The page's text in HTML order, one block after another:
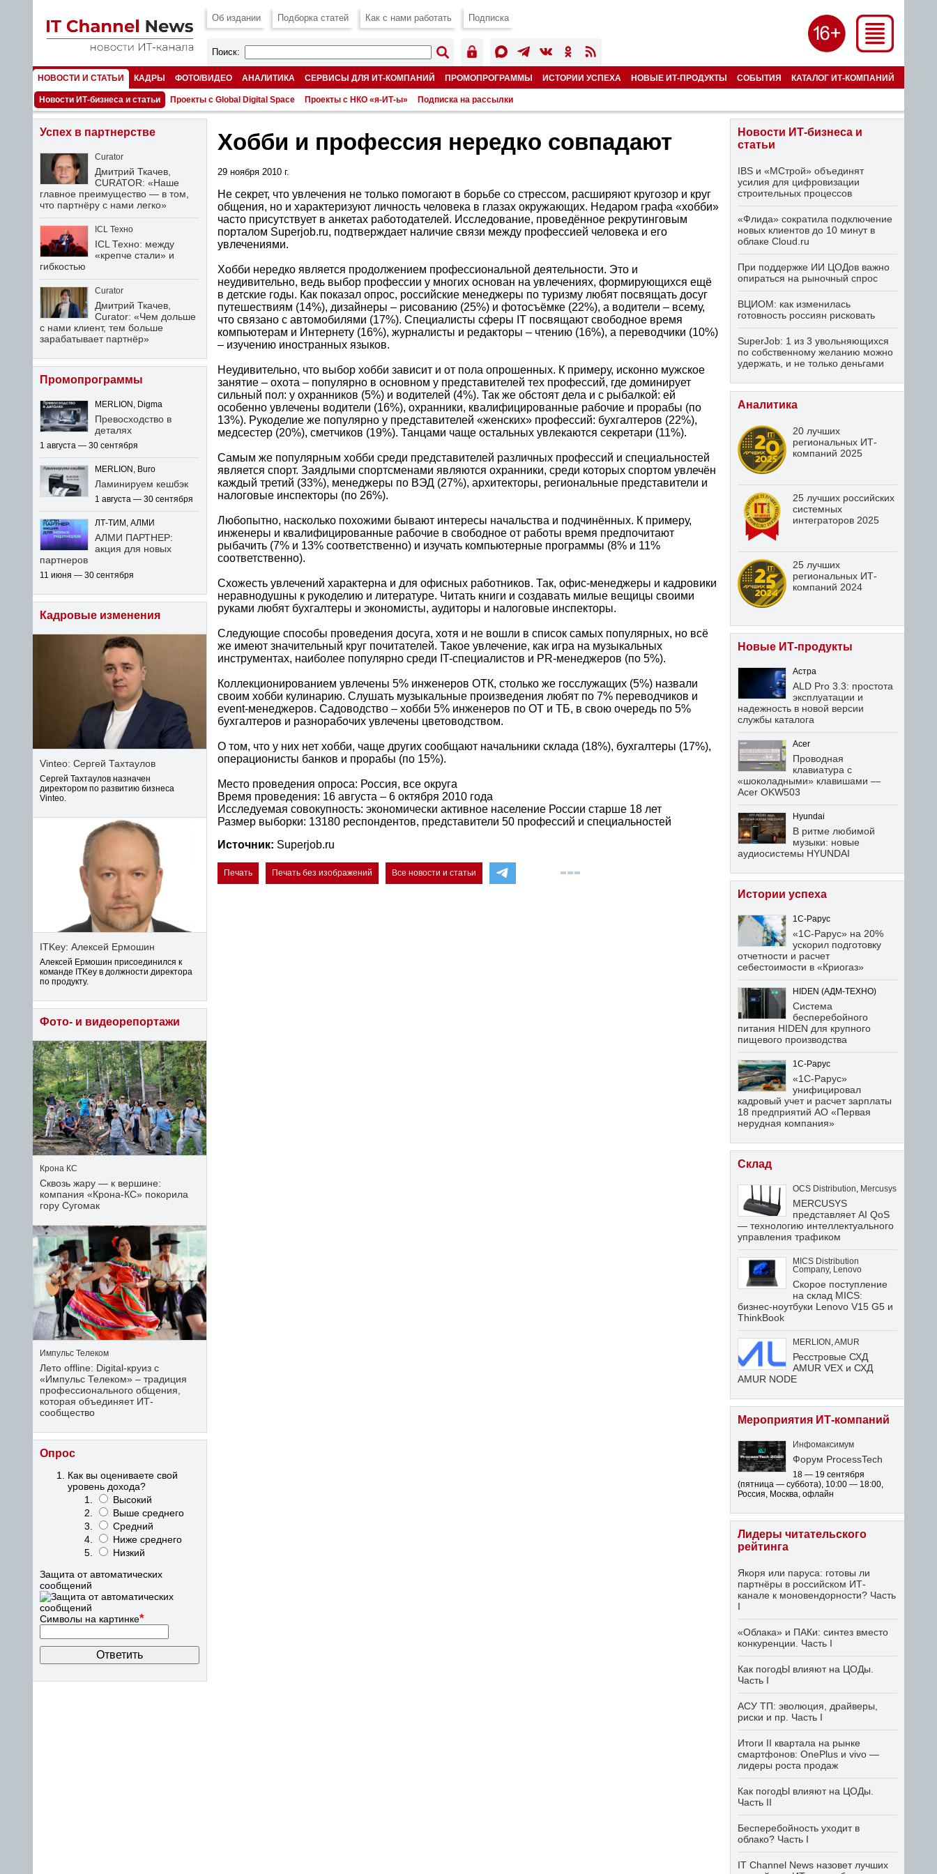
Об издании Подборка статей Как с нами работать Подписка
Поиск:
НОВОСТИ И СТАТЬИ КАДРЫ ФОТО/ВИДЕО АНАЛИТИКА СЕРВИСЫ ДЛЯ ИТ-КОМПАНИЙ ПРОМОПРОГРАММЫ ИСТОРИИ УСПЕХА НОВЫЕ ИТ-ПРОДУКТЫ СОБЫТИЯ КАТАЛОГ ИТ-КОМПАНИЙ
НОМЕРА
Новости ИТ-бизнеса и статьи Проекты с Global Digital Space Проекты с НКО «я-ИТ-ы» Подписка на рассылки
Хобби и профессия нередко совпадают
29 ноября 2010 г.
Не секрет, что увлечения не только помогают в борьбе со стрессом, расширяют кругозор и круг
общения, но и характеризуют личность человека в глазах окружающих. Недаром графа «хобби»
часто присутствует в анкетах работодателей. Исследование, проведённое рекрутинговым
порталом Superjob.ru, подтверждает наличие связи между профессией человека и его
увлечениями.
Хобби нередко является продолжением профессиональной деятельности. Это и
неудивительно, ведь выбор профессии у многих основан на увлечениях, формирующихся ещё
в детские годы. Как показал опрос, российские менеджеры по туризму любят посвящать досуг
путешествиям (14%), дизайнеры – рисованию (25%) и фотосъёмке (22%), а водители – всему,
что связано с автомобилями (17%). Специалисты сферы IT посвящают свободное время
компьютерам и Интернету (16%), журналисты и редакторы – чтению (16%), а переводчики (10%)
– изучению иностранных языков.
Неудивительно, что выбор хобби зависит и от пола опрошенных. К примеру, исконно мужское
занятие – охота – популярно в основном у представителей тех профессий, где доминирует
сильный пол: у охранников (5%) и водителей (4%). Так же обстоят дела и с рыбалкой: ей
особенно увлечены водители (16%), охранники, квалифицированные рабочие и прорабы (по
13%). Рукоделие же популярно у представителей «женских» профессий: бухгалтеров (22%),
медсестер (20%), сметчиков (19%). Танцами чаще остальных увлекаются секретари (11%).
Самым же популярным хобби среди представителей различных профессий и специальностей
является спорт. Заядлыми спортсменами являются охранники, среди которых спортом увлечён
каждый третий (33%), менеджеры по ВЭД (27%), архитекторы, региональные представители и
налоговые инспекторы (по 26%).
Любопытно, насколько похожими бывают интересы начальства и подчинённых. К примеру,
инженеры и квалифицированные рабочие в свободное от работы время предпочитают
рыбачить (7% и 13% соответственно) и изучать компьютерные программы (8% и 11%
соответственно).
Схожесть увлечений характерна и для офисных работников. Так, офис-менеджеры и кадровики
неравнодушны к рукоделию и литературе. Читать книги и создавать милые вещицы своими
руками любят бухгалтеры и экономисты, аудиторы и налоговые инспекторы.
Следующие способы проведения досуга, хотя и не вошли в список самых популярных, но всё
же имеют значительный круг почитателей. Такое увлечение, как игра на музыкальных
инструментах, наиболее популярно среди IT-специалистов и PR-менеджеров (по 5%).
Коллекционированием увлечены 5% инженеров ОТК, столько же госслужащих (5%) назвали
своим хобби кулинарию. Слушать музыкальные произведения любят по 7% переводчиков и
event-менеджеров. Садоводство – хобби 5% инженеров по ОТ и ТБ, в свою очередь по 5%
бухгалтеров и разнорабочих увлечены цветоводством.
О том, что у них нет хобби, чаще других сообщают начальники склада (18%), бухгалтеры (17%),
операционисты банков и прорабы (по 15%).
Место проведения опроса: Россия, все округа
Время проведения: 16 августа – 6 октября 2010 года
Исследуемая совокупность: экономически активное население России старше 18 лет
Размер выборки: 13180 респондентов, представители 50 профессий и специальностей
Источник: Superjob.ru
Печать Печать без изображений Все новости и статьи
Успех в партнерстве
Curator
Дмитрий Ткачев,
CURATOR: «Наше
главное преимущество — в том,
что партнёру с нами легко»
ICL Техно
ICL Техно: между
«крепче стали» и
гибкостью
Curator
Дмитрий Ткачев,
Curator: «Чем дольше
с нами клиент, тем больше
зарабатывает партнёр»
Промопрограммы
MERLION, Digma
Превосходство в
деталях
1 августа — 30 сентября
MERLION, Buro
Ламинируем кешбэк
1 августа — 30 сентября
ЛТ-ТИМ, АЛМИ
АЛМИ ПАРТНЕР:
акция для новых
партнеров
11 июня — 30 сентября
Кадровые изменения
Vinteo: Сергей Тахтаулов
Сергей Тахтаулов назначен
директором по развитию бизнеса
Vinteo.
ITKey: Алексей Ермошин
Алексей Ермошин присоединился к
команде ITKey в должности директора
по продукту.
Фото- и видеорепортажи
Крона КС
Сквозь жару — к вершине:
компания «Крона‑КС» покорила
гору Сугомак
Импульс Телеком
Лето offline: Digital-круиз с
«Импульс Телеком» – традиция
профессионального общения,
которая объединяет ИТ-
сообщество
Опрос
Как вы оцениваете свой
уровень дохода?
Высокий
Выше среднего
Средний
Ниже среднего
Низкий
Защита от автоматических
сообщений
Символы на картинке*
Новости ИТ-бизнеса и
статьи
IBS и «МСтрой» объединят
усилия для цифровизации
строительных процессов
«Флида» сократила подключение
новых клиентов до 10 минут в
облаке Cloud.ru
При поддержке ИИ ЦОДов важно
опираться на рыночный спрос
ВЦИОМ: как изменилась
готовность россиян рисковать
SuperJob: 1 из 3 увольняющихся
по собственному желанию можно
удержать, и не только деньгами
Аналитика
20 лучших
региональных ИТ-
компаний 2025
25 лучших российских
системных
интеграторов 2025
25 лучших
региональных ИТ-
компаний 2024
Новые ИТ-продукты
Астра
ALD Pro 3.3: простота
эксплуатации и
надежность в новой версии
службы каталога
Acer
Проводная
клавиатура с
«шоколадными» клавишами —
Acer OKW503
Hyundai
В ритме любимой
музыки: новые
аудиосистемы HYUNDAI
Истории успеха
1С-Рарус
«1С-Рарус» на 20%
ускорил подготовку
отчетности и расчет
себестоимости в «Криогаз»
HIDEN (АДМ-ТЕХНО)
Система
бесперебойного
питания HIDEN для крупного
пищевого производства
1С-Рарус
«1С-Рарус»
унифицировал
кадровый учет и расчет зарплаты
18 предприятий АО «Первая
нерудная компания»
Склад
OCS Distribution Mercusys
MERCUSYS
представляет AI QoS
— технологию интеллектуального
управления трафиком
MICS Distribution
Company, Lenovo
Скорое поступление
на склад MICS:
бизнес-ноутбуки Lenovo V15 G5 и
ThinkBook
MERLION AMUR
Ресстровые СХД
AMUR VEX и СХД
AMUR NODE
Мероприятия ИТ-компаний
Инфомаксимум
Форум ProcessTech
18 — 19 сентября
(пятница — суббота), 10:00 — 18:00,
Россия, Москва, офлайн
Лидеры читательского
рейтинга
Якоря или паруса: готовы ли
партнёры в российском ИТ-
канале к моновендорности? Часть
I
«Облака» и ПАКи: синтез вместо
конкуренции. Часть I
Как погодЫ влияют на ЦОДы.
Часть I
АСУ ТП: эволюция, драйверы,
риски и пр. Часть I
Итоги II квартала на рынке
смартфонов: OnePlus и vivo —
лидеры роста продаж
Как погодЫ влияют на ЦОДы.
Часть II
Бесперебойность уходит в
облако? Часть I
IT Channel News назовет лучших